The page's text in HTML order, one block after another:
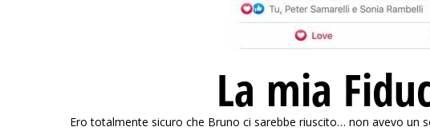
La mia
Ero totalmente sicuro che Bruno ci sarebbe riuscito… non avevo un